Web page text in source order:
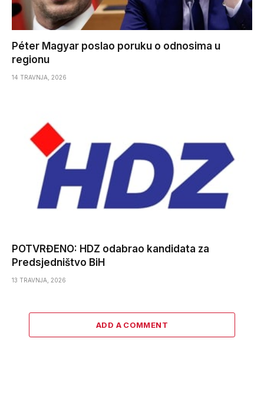
Péter Magyar poslao poruku o odnosima u
regionu
14 TRAVNJA, 2026
POTVRĐENO: HDZ odabrao kandidata za
Predsjedništvo BiH
13 TRAVNJA, 2026
ADD A COMMENT